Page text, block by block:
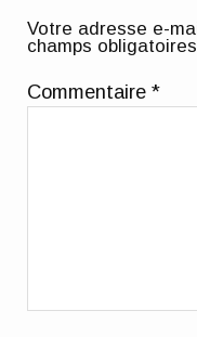
Votre adresse e-
champs
Commentaire*